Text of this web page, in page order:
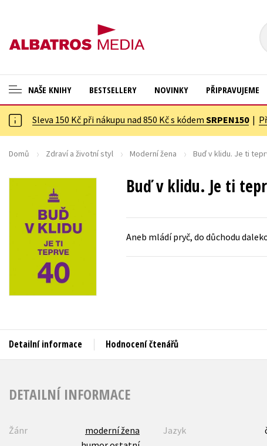
NAŠE KNIHY
ANGLICKÉ KNIHY -20 %
NOVÝ VÝPRODEJ -70 %
ASTERIX S DÁRKEM
🎁DÁRKOVÉ PUBLIKACE
✉️ DÁRKOVÉ POUKAZY
Auto - moto
Cestování
Dárkové publikace
Digitální fotografie
Esoterika a duchovní svět
Historie a military
Kariéra a osobní rozvoj
Komiks
BESTSELLERY NOVINKY PŘIPRAVUJEME
Sleva 150 Kč při nákupu nad 850 Kč s kódem SRPEN150|
Domů Zdraví a životní styl Moderní žena Buď v klidu. Je ti
Buď v klidu. Je ti
Aneb mládí pryč, do důchodu
Detailní informace Hodnocení čtenářů
DETAILNÍ INFORMACE
Žánr
moderní žena
Jazyk